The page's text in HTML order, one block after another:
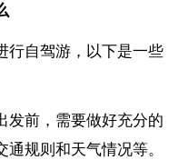
行自驾游，以下是一些
发前，需要做好充分的
规则和天气情况等。